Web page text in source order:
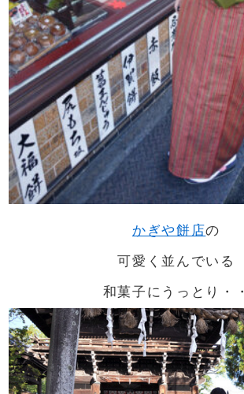
かぎや餅店の
可愛く並んでいる
和菓子にうっとり・・